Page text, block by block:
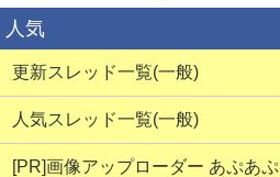
人気
更新スレッド一覧(一般)
人気スレッド一覧(一般)
[PR]画像アップローダー あぷあぷ